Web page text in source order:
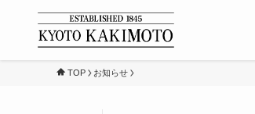
TOP お知らせ